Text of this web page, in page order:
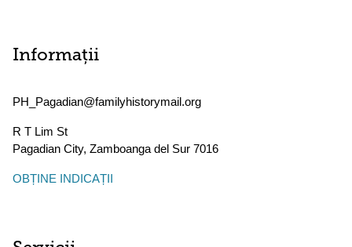
Informații
PH_Pagadian@familyhistorymail.org
R T Lim St
Pagadian City, Zamboanga del Sur 7016
OBȚINE INDICAȚII